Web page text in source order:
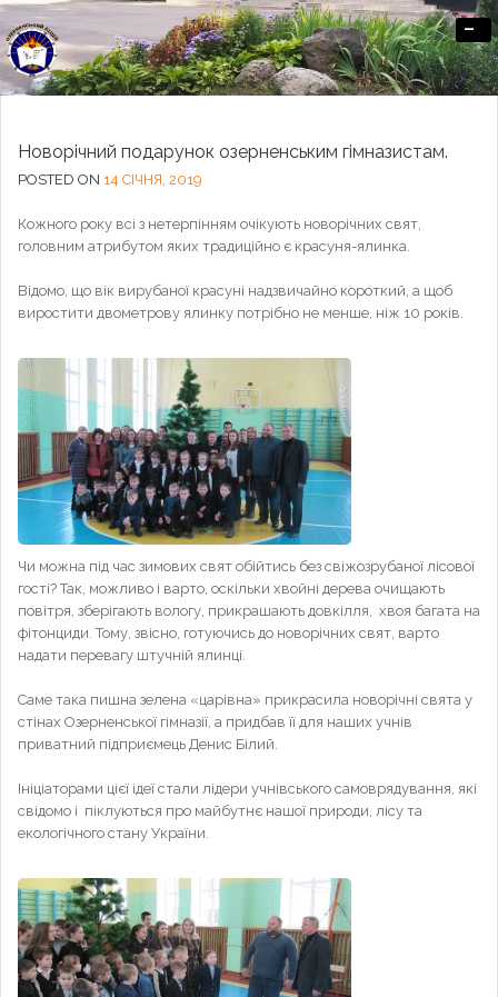
Офіційний сайт Озерненського ліцею
-
Новорічний подарунок озерненським гімназистам.
POSTED ON 14 СІЧНЯ, 2019
Кожного року всі з нетерпінням очікують новорічних свят,
головним атрибутом яких традиційно є красуня-ялинка.
Відомо, що вік вирубаної красуні надзвичайно короткий, а щоб
виростити двометрову ялинку потрібно не менше, ніж 10 років.
Чи можна під час зимових свят обійтись без свіжозрубаної лісової
гості? Так, можливо і варто, оскільки хвойні дерева очищають
повітря, зберігають вологу, прикрашають довкілля, хвоя багата на
фітонциди. Тому, звісно, готуючись до новорічних свят, варто
надати перевагу штучній ялинці.
Саме така пишна зелена «царівна» прикрасила новорічні свята у
стінах Озерненської гімназії, а придбав її для наших учнів
приватний підприємець Денис Білий.
Ініціаторами цієї ідеї стали лідери учнівського самоврядування, які
свідомо і піклуються про майбутнє нашої природи, лісу та
екологічного стану України.